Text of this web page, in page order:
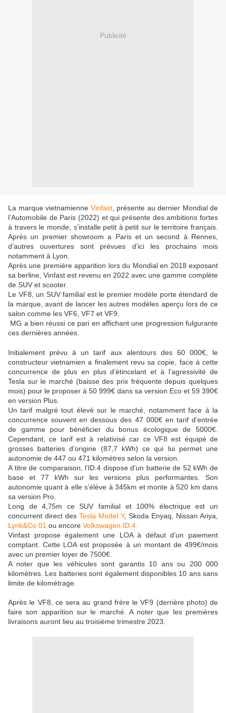
Publicité
La marque vietnamienne Vinfast, présente au dernier Mondial de
l’Automobile de Paris (2022) et qui présente des ambitions fortes
à travers le monde, s’installe petit à petit sur le territoire français.
Après un premier showroom a Paris et un second à Rennes,
d’autres ouvertures sont prévues d’ici les prochains mois
notamment à Lyon.
Après une première apparition lors du Mondial en 2018 exposant
sa berline, Vinfast est revenu en 2022 avec une gamme complète
de SUV et scooter.
Le VF8, un SUV familial est le premier modèle porte étendard de
la marque, avant de lancer les autres modèles aperçu lors de ce
salon comme les VF6, VF7 et VF9.
MG a bien réussi ce pari en affichant une progression fulgurante
ces dernières années.
Initialement prévu à un tarif aux alentours des 60 000€, le
constructeur vietnamien a finalement revu sa copie, face à cette
concurrence de plus en plus d’étincelant et à l’agressivité de
Tesla sur le marché (baisse des prix fréquente depuis quelques
mois) pour le proposer à 50 999€ dans sa version Eco et 59 390€
en version Plus.
Un tarif malgré tout élevé sur le marché, notamment face à la
concurrence souvent en dessous des 47 000€ en tarif d’entrée
de gamme pour bénéficier du bonus écologique de 5000€.
Cependant, ce tarif est à relativisé car ce VF8 est équipé de
grosses batteries d’origine (87,7 kWh) ce qui lui permet une
autonomie de 447 ou 471 kilomètres selon la version.
A titre de comparaison, l’ID.4 dispose d’un batterie de 52 kWh de
base et 77 kWh sur les versions plus performantes. Son
autonomie quant à elle s’élève à 345km et monte à 520 km dans
sa version Pro.
Long de 4,75m ce SUV familial et 100% électrique est un
concurrent direct des Tesla Model Y, Skoda Enyaq, Nissan Ariya,
Lynk&Co 01 ou encore Volkswagen ID.4.
Vinfast propose également une LOA à défaut d’un paiement
comptant. Cette LOA est proposée à un montant de 499€/mois
avec un premier loyer de 7500€.
A noter que les véhicules sont garantis 10 ans ou 200 000
kilomètres. Les batteries sont également disponibles 10 ans sans
limite de kilométrage.
Après le VF8, ce sera au grand frère le VF9 (derrière photo) de
faire son apparition sur le marché. A noter que les premières
livraisons auront lieu au troisième trimestre 2023.